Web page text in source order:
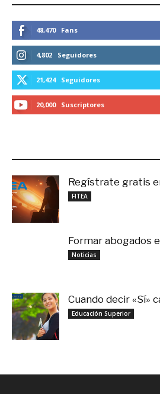
48,470 Fans
4,802 Seguidores
21,424 Seguidores
20,000 Suscriptores
Regístrate gratis
FITEA
Formar abogados
Noticias
Cuando decir «Sí»
Educación Superior